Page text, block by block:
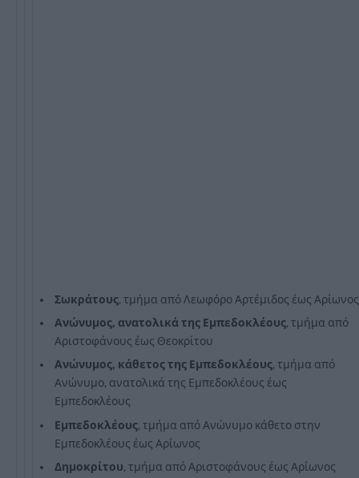
Σωκράτους, τμήμα από Λεωφόρο Αρτέμιδος έως Αρίωνος
Ανώνυμος, ανατολικά της Εμπεδοκλέους, τμήμα από
Αριστοφάνους έως Θεοκρίτου
Ανώνυμος, κάθετος της Εμπεδοκλέους, τμήμα από
Ανώνυμο, ανατολικά της Εμπεδοκλέους έως
Εμπεδοκλέους
Εμπεδοκλέους, τμήμα από Ανώνυμο κάθετο στην
Εμπεδοκλέους έως Αρίωνος
Δημοκρίτου, τμήμα από Αριστοφάνους έως Αρίωνος